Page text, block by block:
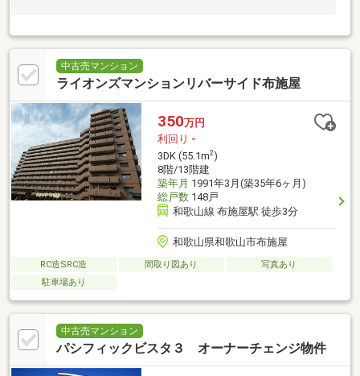
中古売マンション
ライオンズマンションリバーサイド布施屋
350万円
利回り -
3DK (55.1m2)
8階/13階建
築年月 1991年3月(築35年6ヶ月)
総戸数148戸
和歌山線 布施屋駅 徒歩3分
和歌山県和歌山市布施屋
RC造SRC造 間取り図あり
写真あり
駐車場あり
中古売マンション
パシフィックビスタ３ オーナーチェンジ物件